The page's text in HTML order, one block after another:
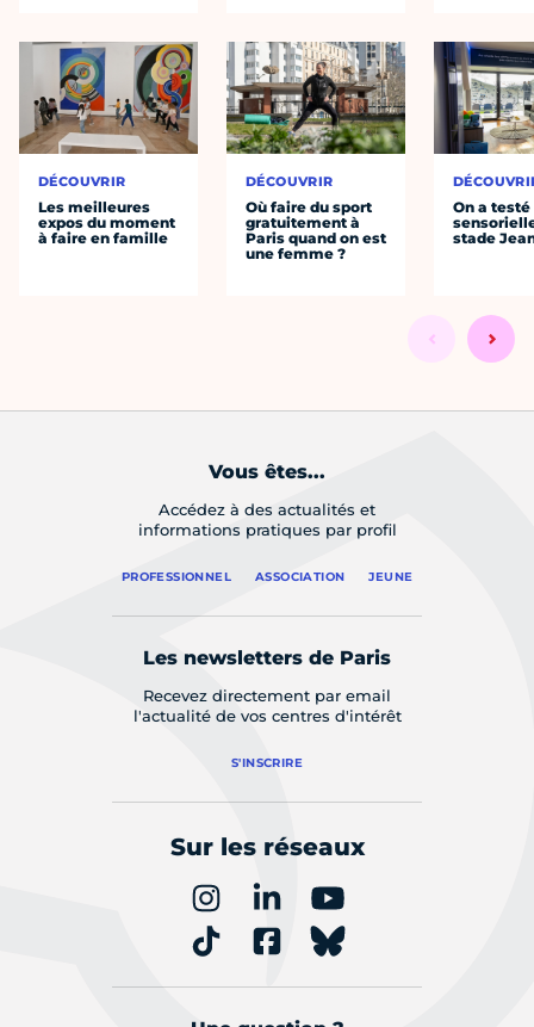
DÉCOUVRIR
Les meilleures
expos du moment
à faire en famille
DÉCOUVRIR
Où faire du sport
gratuitement à
Paris quand on est
une femme ?
On a
stade
Vous êtes...
Accédez à des actualités et
informations pratiques par profil
PROFESSIONNEL ASSOCIATION JEUNE
Les newsletters de Paris
Recevez directement par email
l'actualité de vos centres d'intérêt
S'INSCRIRE
Sur les réseaux